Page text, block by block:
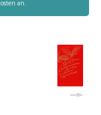
an.